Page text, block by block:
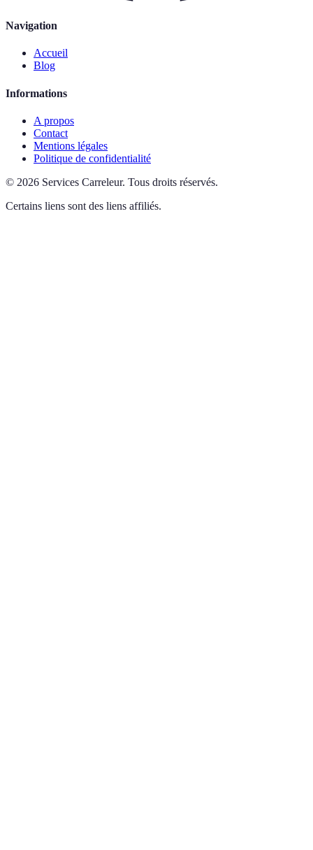
Navigation
Accueil
Blog
Informations
A propos
Contact
Mentions légales
Politique de confidentialité
© 2026 Services Carreleur. Tous droits réservés.
Certains liens sont des liens affiliés.